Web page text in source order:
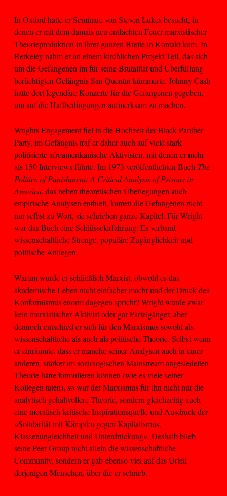
In Oxford hatte er Seminare von Steven Lukes besucht, in
denen er mit dem damals neu entfachten Feuer marxistischer
Theorieproduktion in ihrer ganzen Breite in Kontakt kam. In
Berkeley nahm er an einem kirchlichen Projekt Teil, das sich
um die Gefangenen im für seine Brutalität und Überfüllung
berüchtigten Gefängnis San Quentin kümmerte. Johnny Cash
hatte dort legendäre Konzerte für die Gefangenen gegeben,
um auf die Haftbedingungen aufmerksam zu machen.
Wrights Engagement fiel in die Hochzeit der Black Panther
Party, im Gefängnis traf er daher auch auf viele stark
politisierte afroamerikanische Aktivisten, mit denen er mehr
als 150 Interviews führte. Im 1973 veröffentlichten Buch The
Politics of Punishment: A Critical Analysis of Prisons in
America, das neben theoretischen Überlegungen auch
empirische Analysen enthielt, kamen die Gefangenen nicht
nur selbst zu Wort, sie schrieben ganze Kapitel. Für Wright
war das Buch eine Schlüsselerfahrung: Es verband
wissenschaftliche Strenge, populäre Zugänglichkeit und
politische Anliegen.
Warum wurde er schließlich Marxist, obwohl es das
akademische Leben nicht einfacher macht und der Druck des
Konformismus enorm dagegen spricht? Wright wurde zwar
kein marxistischer Aktivist oder gar Parteigänger, aber
dennoch entschied er sich für den Marxismus sowohl als
wissenschaftliche als auch als politische Theorie. Selbst wenn
er einräumte, dass er manche seiner Analysen auch in einer
anderen, stärker im soziologischen Mainstream angesiedelten
Theorie hätte formulieren können (wie es viele seiner
Kollegen taten), so war der Marxismus für ihn nicht nur die
analytisch gehaltvollere Theorie, sondern gleichzeitig auch
eine moralisch-kritische Inspirationsquelle und Ausdruck der
»Solidarität mit Kämpfen gegen Kapitalismus,
Klassenungleichheit und Unterdrückung«. Deshalb blieb
seine Peer Group nicht allein die wissenschaftliche
Community, sondern er gab ebenso viel auf das Urteil
derjenigen Menschen, über die er schrieb.